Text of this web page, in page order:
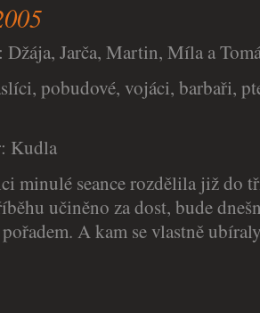
Jarča, Martin, Míla a
pobudové, vojáci, barbaři,
Kudla
minulé seance rozdělila již do
učiněno za dost, bude
A kam se vlastně